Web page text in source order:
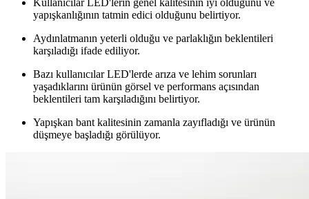
Kullanıcılar LED'lerin genel kalitesinin iyi olduğunu ve
yapışkanlığının tatmin edici olduğunu belirtiyor.
Aydınlatmanın yeterli olduğu ve parlaklığın beklentileri
karşıladığı ifade ediliyor.
Bazı kullanıcılar LED'lerde arıza ve lehim sorunları
yaşadıklarını ürünün görsel ve performans açısından
beklentileri tam karşıladığını belirtiyor.
Yapışkan bant kalitesinin zamanla zayıfladığı ve ürünün
düşmeye başladığı görülüyor.